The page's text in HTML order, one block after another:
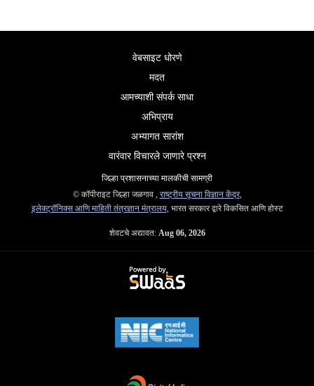
वेबसाइट धोरणे
मदत
आमच्याशी संपर्क साधा
अभिप्राय
अभ्यागत सारांश
वारंवार विचारले जाणारे प्रश्न
जिल्हा प्रशासनाच्या मालकीची सामग्री
© कॉपीराइट जिल्हा जळगाव , राष्ट्रीय सूचना विज्ञान केंद्र,
इलेक्ट्रॉनिक्स आणि माहिती तंत्रज्ञान मंत्रालय, भारत सरकार द्वारे विकसित आणि होस्ट
शेवटचे अद्यावत: Aug 06, 2026